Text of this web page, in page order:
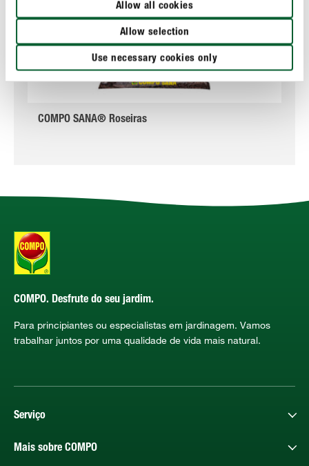
Allow all cookies
Allow selection
Use necessary cookies only
COMPO SANA® Roseiras
COMPO. Desfrute do seu jardim.
Para principiantes ou especialistas em jardinagem. Vamos
trabalhar juntos por uma qualidade de vida mais natural.
Serviço
Mais sobre COMPO